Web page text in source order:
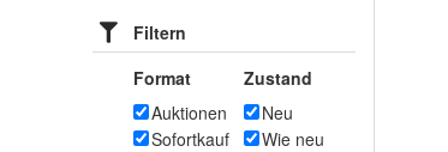
Filtern
Format
Auktionen
Sofortkauf
Zustand
Neu
Wie neu